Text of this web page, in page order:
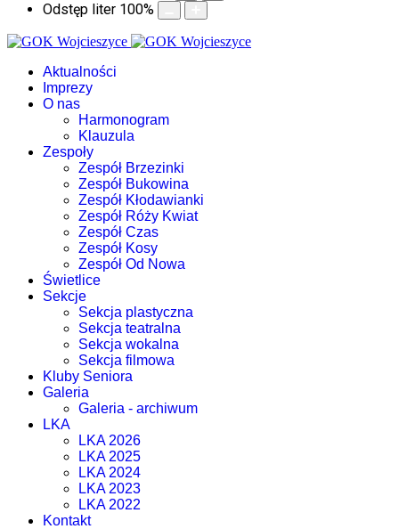
Odstęp liter 100%
Aktualności
Imprezy
O nas
Harmonogram
Klauzula
Zespoły
Zespół Brzezinki
Zespół Bukowina
Zespół Kłodawianki
Zespół Róży Kwiat
Zespół Czas
Zespół Kosy
Zespół Od Nowa
Świetlice
Sekcje
Sekcja plastyczna
Sekcja teatralna
Sekcja wokalna
Sekcja filmowa
Kluby Seniora
Galeria
Galeria - archiwum
LKA
LKA 2026
LKA 2025
LKA 2024
LKA 2023
LKA 2022
Kontakt